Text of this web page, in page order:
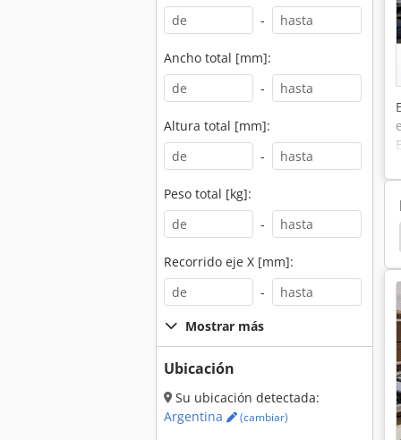
-
Ancho total [mm]:
-
Altura total [mm]:
-
Peso total [kg]:
-
Recorrido eje X [mm]:
-
Mostrar más
Ubicación
Su ubicación detectada:
Argentina
(cambiar)
Holz Her 1410 Holz Her 1402